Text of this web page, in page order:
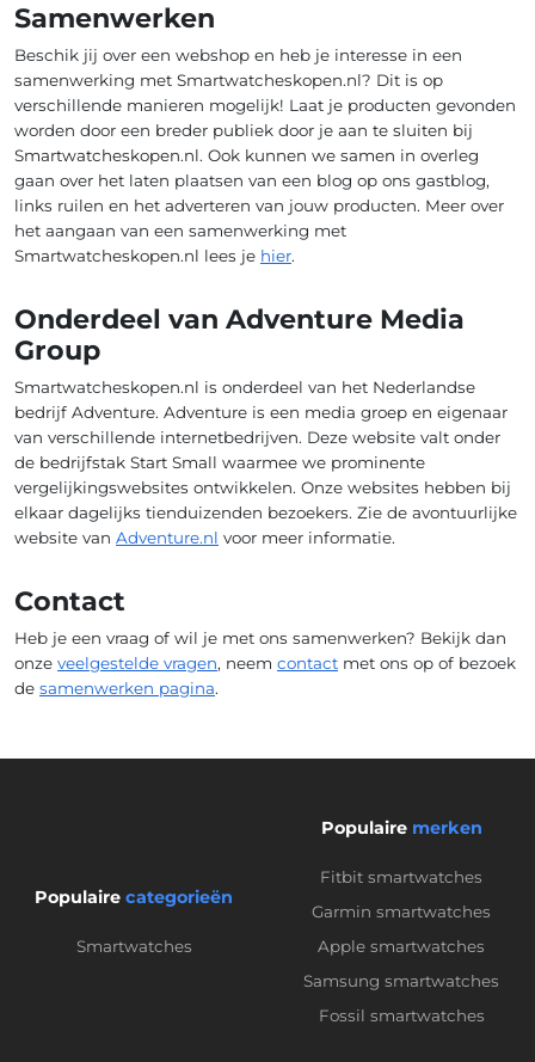
Samenwerken
Beschik jij over een webshop en heb je interesse in een
samenwerking met Smartwatcheskopen.nl? Dit is op
verschillende manieren mogelijk! Laat je producten gevonden
worden door een breder publiek door je aan te sluiten bij
Smartwatcheskopen.nl. Ook kunnen we samen in overleg
gaan over het laten plaatsen van een blog op ons gastblog,
links ruilen en het adverteren van jouw producten. Meer over
het aangaan van een samenwerking met
Smartwatcheskopen.nl lees je hier.
Onderdeel van Adventure Media
Group
Smartwatcheskopen.nl is onderdeel van het Nederlandse
bedrijf Adventure. Adventure is een media groep en eigenaar
van verschillende internetbedrijven. Deze website valt onder
de bedrijfstak Start Small waarmee we prominente
vergelijkingswebsites ontwikkelen. Onze websites hebben bij
elkaar dagelijks tienduizenden bezoekers. Zie de avontuurlijke
website van Adventure.nl voor meer informatie.
Contact
Heb je een vraag of wil je met ons samenwerken? Bekijk dan
onze veelgestelde vragen, neem contact met ons op of bezoek
de samenwerken pagina.
Populaire categorieën
Smartwatches
Populaire merken
Fitbit smartwatches
Garmin smartwatches
Apple smartwatches
Samsung smartwatches
Fossil smartwatches